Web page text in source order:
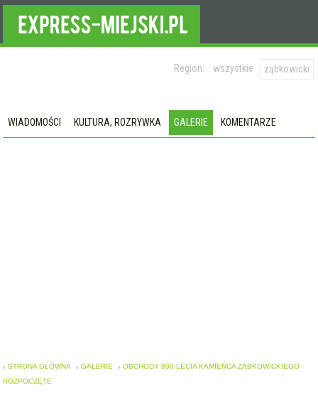
Region: wszystkie ząbkowicki
WIADOMOŚCI KULTURA, ROZRYWKA GALERIE KOMENTARZE
STRONA GŁÓWNA GALERIE
OBCHODY 930-LECIA KAMIEŃCA ZĄBKOWICKIEGO
ROZPOCZĘTE